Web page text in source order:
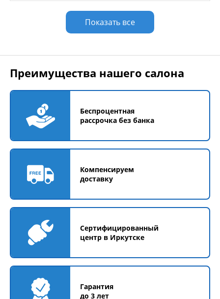
Показать все
Преимущества нашего салона
Беспроцентная
рассрочка без банка
Компенсируем
доставку
Сертифицированный
центр в Иркутске
Гарантия
до 3 лет